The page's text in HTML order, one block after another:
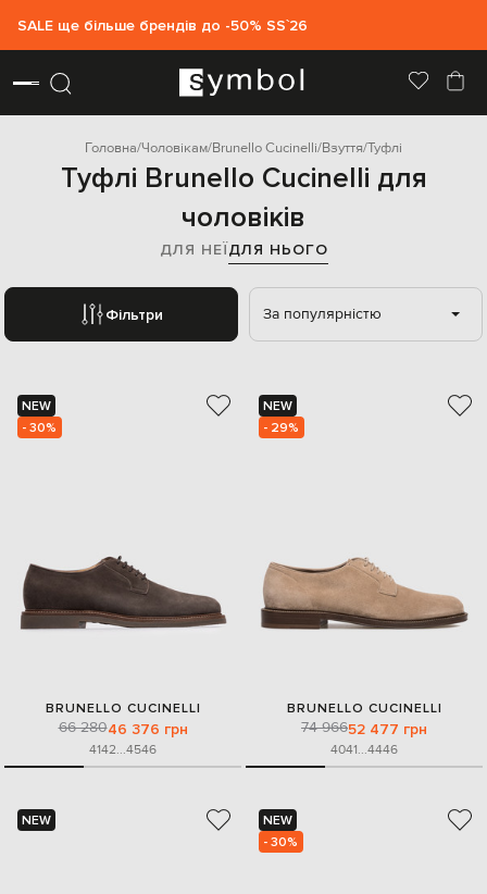
SALE ще більше брендів до -50% SS`26
Головна Чоловікам Brunello Cucinelli Взуття Туфлі
Туфлі Brunello Cucinelli для
чоловіків
ДЛЯ НЕЇДЛЯ НЬОГО
Фільтри За популярністю
NEW
- 30%
BRUNELLO CUCINELLI
66 28046 376 грн
4142...4546
NEW
- 29%
BRUNELLO CUCINELLI
74 96652 477 грн
4041...4446
NEW
NEW
- 30%